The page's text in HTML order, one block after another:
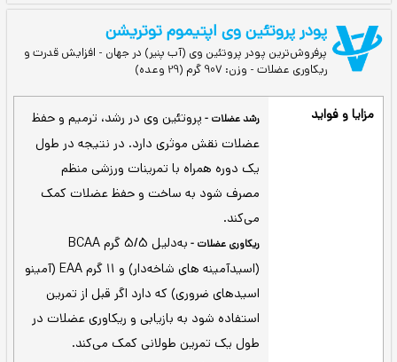
تاریخ انقضـا:✅ 2 سال پس از تولید
موکا کاپوچینو شکلات شیری توت فرنگی
کرم موز شکلات دوبل
وی اپتیموم توتریشن
پودر پروتئین وی (آب پنیر) در جهان - افزایش قدرت و